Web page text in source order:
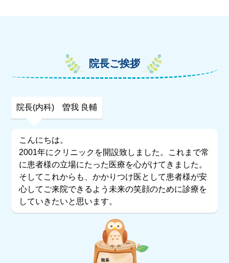
院長ご挨拶
院長(内科) 曽我 良輔
こんにちは。
2001年にクリニックを開設致しました。これまで常
に患者様の立場にたった医療を心がけてきました。
そしてこれからも、かかりつけ医として患者様が安
心してご来院できるよう未来の笑顔のために診療を
していきたいと思います。